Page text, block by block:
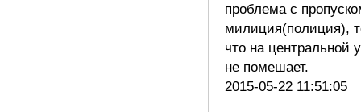
проблема с
милиция(полиция),
что на центральной
не помешает.
2015-05-22 11:51:05